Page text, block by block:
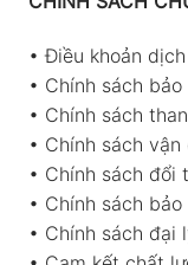
•Điều khoản
• Chính sách
• Chính sách
• Chính sách vận
• Chính sách đổi
• Chính sách bảo
• Chính sách đại